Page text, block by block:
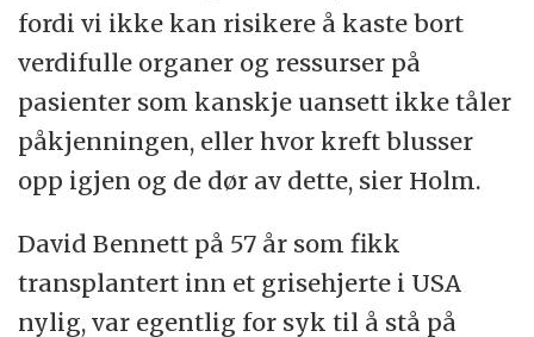
fordi vi ikke kan risikere å kaste bort
verdifulle organer og ressurser på
pasienter som kanskje uansett ikke tåler
påkjenningen, eller hvor kreft blusser
opp igjen og de dør av dette, sier Holm.
David Bennett på 57 år som fikk
transplantert inn et grisehjerte i USA
nylig, var egentlig for syk til å stå på